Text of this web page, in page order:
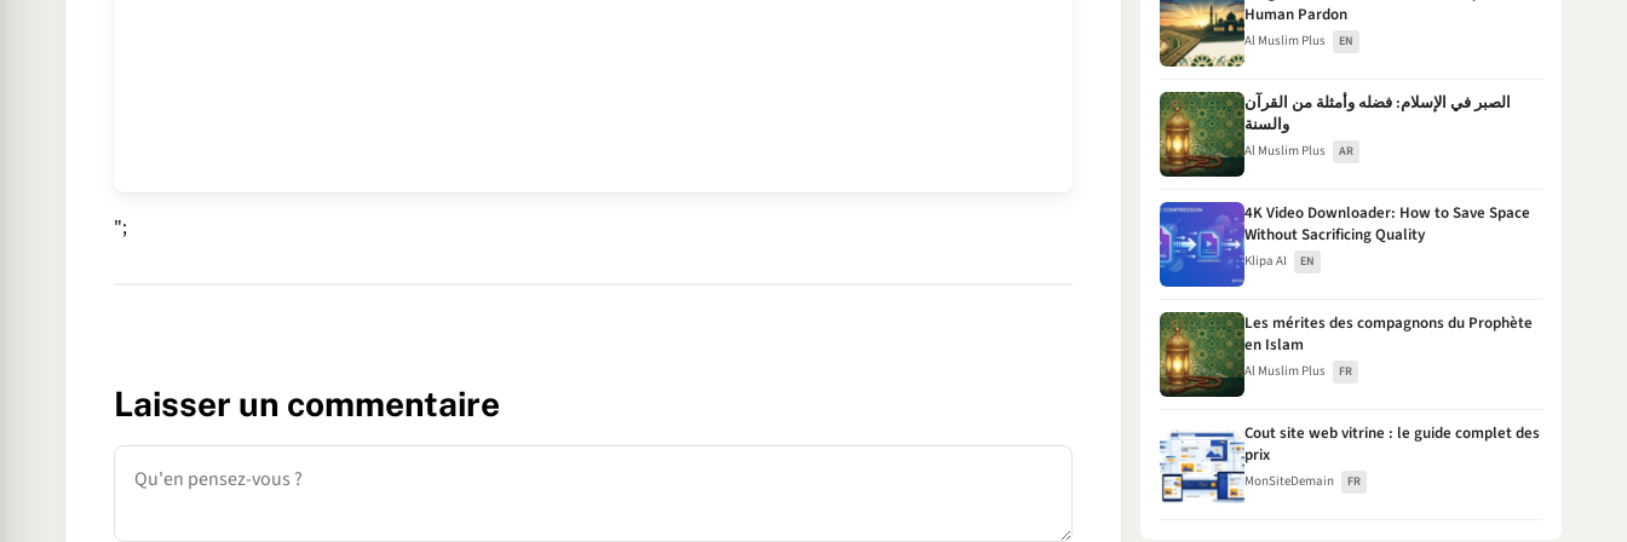
";
Laisser un commentaire
Commentaire
Human Pardon
Al Muslim Plus EN
الصبر في الإسلام: فضله وأمثلة من القرآن
والسنة
Al Muslim Plus AR
4K Video Downloader: How to Save Space
Without Sacrificing Quality
Klipa AI EN
Les mérites des compagnons du Prophète
en Islam
Al Muslim Plus FR
Cout site web vitrine : le guide complet des
prix
MonSiteDemain FR